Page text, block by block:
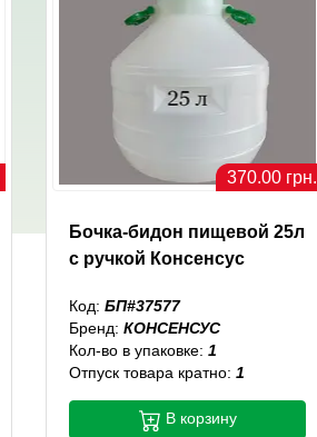
370.00 грн.
Бочка-бидон пищевой 25л
с ручкой Консенсус
Код:БП#37577
Бренд:КОНСЕНСУС
Кол-во в упаковке:1
Отпуск товара кратно:1
В корзину